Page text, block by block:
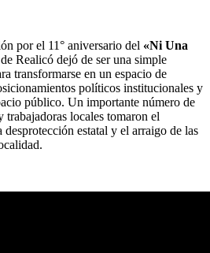
por el 11° aniversario del «Ni Una
Realicó dejó de ser una simple
transformarse en un espacio de
políticos institucionales y
público. Un importante número de
trabajadoras locales tomaron el
estatal y el arraigo de las